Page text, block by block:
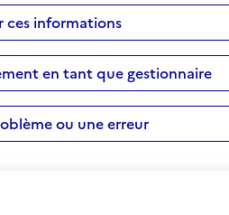
ces informations
en tant que gestionnaire
ou une erreur